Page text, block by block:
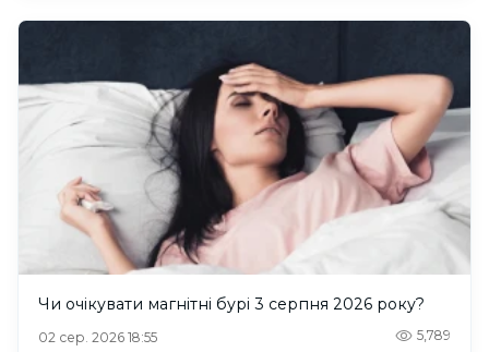
Чи очікувати магнітні бурі 3 серпня 2026 року?
02 сер. 2026 18:55 5,789